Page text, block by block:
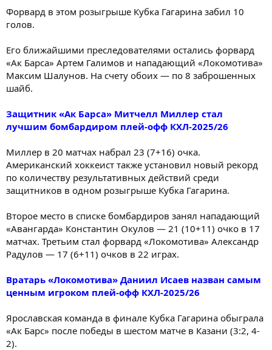
Форвард в этом розыгрыше Кубка Гагарина забил 10
голов.
Его ближайшими преследователями остались форвард
«Ак Барса» Артем Галимов и нападающий «Локомотива»
Максим Шалунов. На счету обоих — по 8 заброшенных
шайб.
Защитник «Ак Барса» Митчелл Миллер стал
лучшим бомбардиром плей-офф КХЛ-2025/26
Миллер в 20 матчах набрал 23 (7+16) очка.
Американский хоккеист также установил новый рекорд
по количеству результативных действий среди
защитников в одном розыгрыше Кубка Гагарина.
Второе место в списке бомбардиров занял нападающий
«Авангарда» Константин Окулов — 21 (10+11) очко в 17
матчах. Третьим стал форвард «Локомотива» Александр
Радулов — 17 (6+11) очков в 22 играх.
Вратарь «Локомотива» Даниил Исаев назван самым
ценным игроком плей-офф КХЛ-2025/26
Ярославская команда в финале Кубка Гагарина обыграла
«Ак Барс» после победы в шестом матче в Казани (3:2, 4-
2).